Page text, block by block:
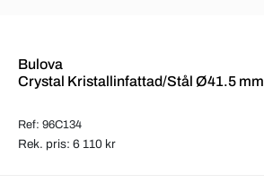
Bulova
Crystal Kristallinfattad/Stål Ø41.5 mm
Ref: 96C134
Rek. pris: 6 110 kr